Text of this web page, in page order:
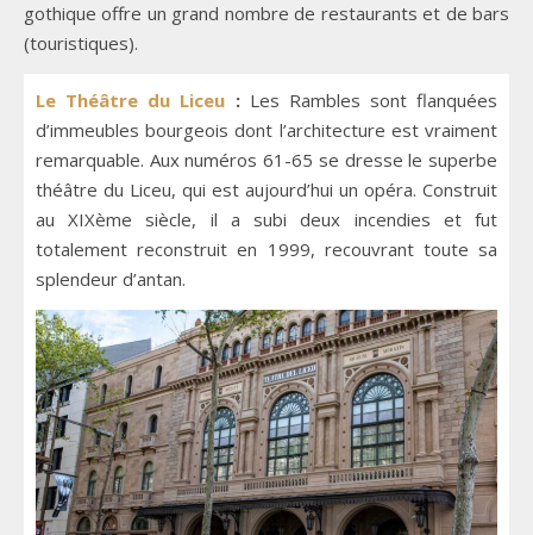
gothique offre un grand nombre de restaurants et de bars
(touristiques).
Le Théâtre du Liceu :Les Rambles sont flanquées
d’immeubles bourgeois dont l’architecture est vraiment
remarquable. Aux numéros 61-65 se dresse le superbe
théâtre du Liceu, qui est aujourd’hui un opéra. Construit
au XIXème siècle, il a subi deux incendies et fut
totalement reconstruit en 1999, recouvrant toute sa
splendeur d’antan.